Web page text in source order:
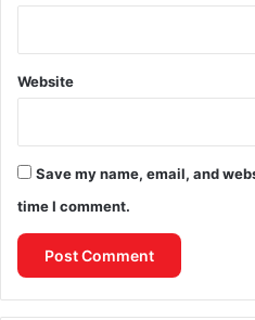
Website
Save my name, email, and
time I comment.